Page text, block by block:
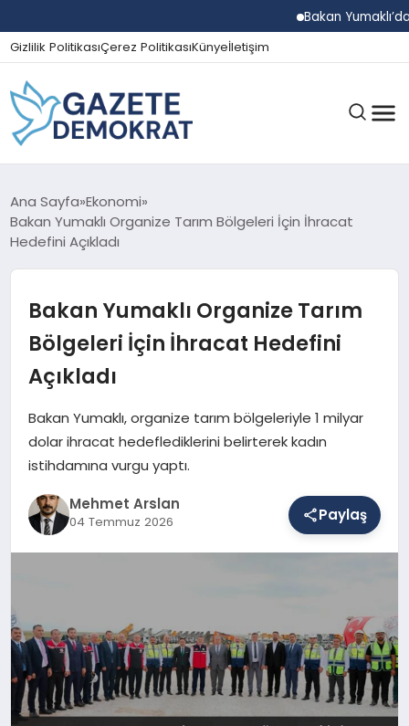
Bakan Yumaklı’dan
Gizlilik PolitikasıÇerez PolitikasıKünyeİletişim
GÜNDEM
EKONOMI
SPOR
SAĞLIK
EĞITIM
YAŞAM
Ana Sayfa Ekonomi
Bakan Yumaklı Organize Tarım Bölgeleri İçin İhracat
Hedefini Açıkladı
Bakan Yumaklı Organize Tarım
Bölgeleri İçin İhracat Hedefini
Açıkladı
Bakan Yumaklı, organize tarım bölgeleriyle 1 milyar
dolar ihracat hedeflediklerini belirterek kadın
istihdamına vurgu yaptı.
Mehmet Arslan
04 Temmuz 2026 Paylaş